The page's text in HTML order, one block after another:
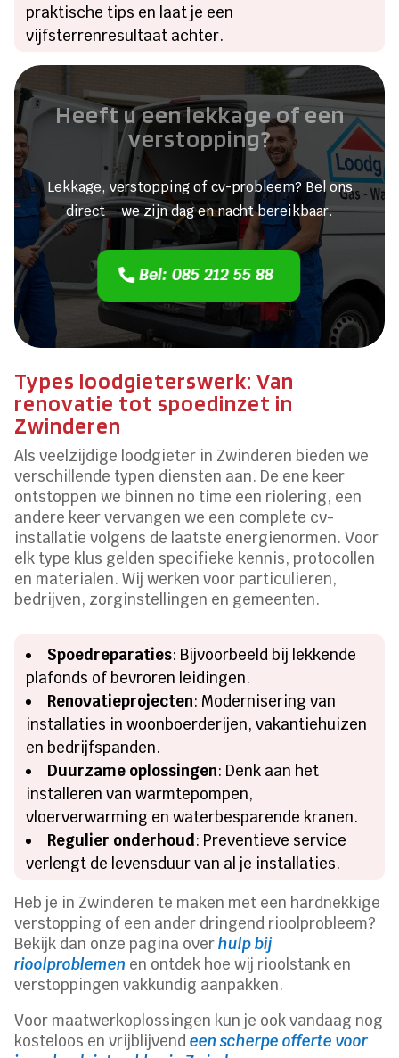
praktische tips en laat je een
vijfsterrenresultaat achter.
Heeft u een lekkage of een
verstopping?
Lekkage, verstopping of cv-probleem? Bel ons
direct – we zijn dag en nacht bereikbaar.
Bel: 085 212 55 88
Types loodgieterswerk: Van
renovatie tot spoedinzet in
Zwinderen
Als veelzijdige loodgieter in Zwinderen bieden we
verschillende typen diensten aan. De ene keer
ontstoppen we binnen no time een riolering, een
andere keer vervangen we een complete cv-
installatie volgens de laatste energienormen. Voor
elk type klus gelden specifieke kennis, protocollen
en materialen. Wij werken voor particulieren,
bedrijven, zorginstellingen en gemeenten.
Spoedreparaties: Bijvoorbeeld bij lekkende
plafonds of bevroren leidingen.
Renovatieprojecten: Modernisering van
installaties in woonboerderijen, vakantiehuizen
en bedrijfspanden.
Duurzame oplossingen: Denk aan het
installeren van warmtepompen,
vloerverwarming en waterbesparende kranen.
Regulier onderhoud: Preventieve service
verlengt de levensduur van al je installaties.
Heb je in Zwinderen te maken met een hardnekkige
verstopping of een ander dringend rioolprobleem?
Bekijk dan onze pagina overhulp bij
rioolproblemen en ontdek hoe wij rioolstank en
verstoppingen vakkundig aanpakken.
Voor maatwerkoplossingen kun je ook vandaag nog
kosteloos en vrijblijvendeen scherpe offerte voor